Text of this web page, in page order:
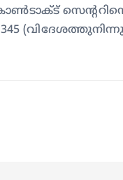
സെന്ററിന്റെ
345